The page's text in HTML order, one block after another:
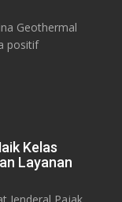
Geothermal
positif
Kelas
Layanan